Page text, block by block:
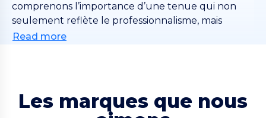
comprenons l’importance d’une tenue qui non
seulement reflète le professionnalisme, mais
renforce également l’identité de votre marque.
élégantes et des tenues de chef pratiques, tous
soigneusement conçus pour que votre personnel
Read more
Les marques que nous